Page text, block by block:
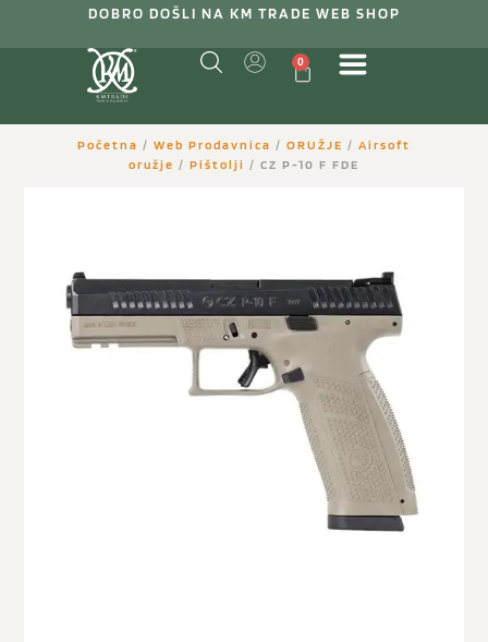
DOBRO DOŠLI NA KM TRADE WEB SHOP
0
Početna / Web Prodavnica / ORUŽJE / Airsoft
oružje / Pištolji / CZ P-10 F FDE